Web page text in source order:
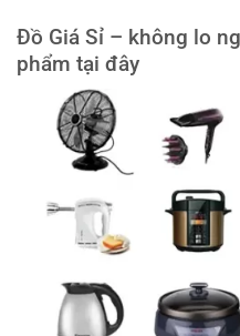
Đồ Giá Sỉ – không lo
phẩm tại đây